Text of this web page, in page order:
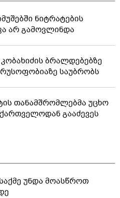
ნიტრატების
არ გამოვლინდა
ბრალდებებზე
საუბრობს
თანამშრომლებმა უცხო
გააძევეს
უნდა მოასწროთ